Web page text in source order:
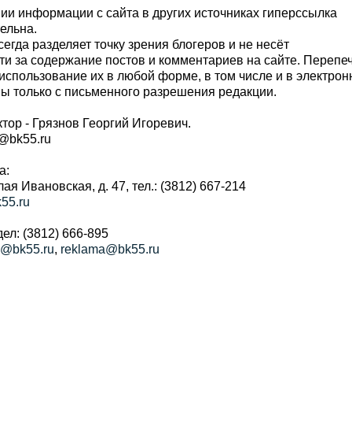
информации с сайта в других источниках гиперссылка
разделяет точку зрения блогеров и не несёт
за содержание постов и комментариев на сайте.
их в любой форме, в том числе и в
с письменного разрешения редакции.
- Грязнов Георгий Игоревич.
Ивановская, д. 47, тел.: (3812) 667-214
(3812) 666-895
, reklama@bk55.ru